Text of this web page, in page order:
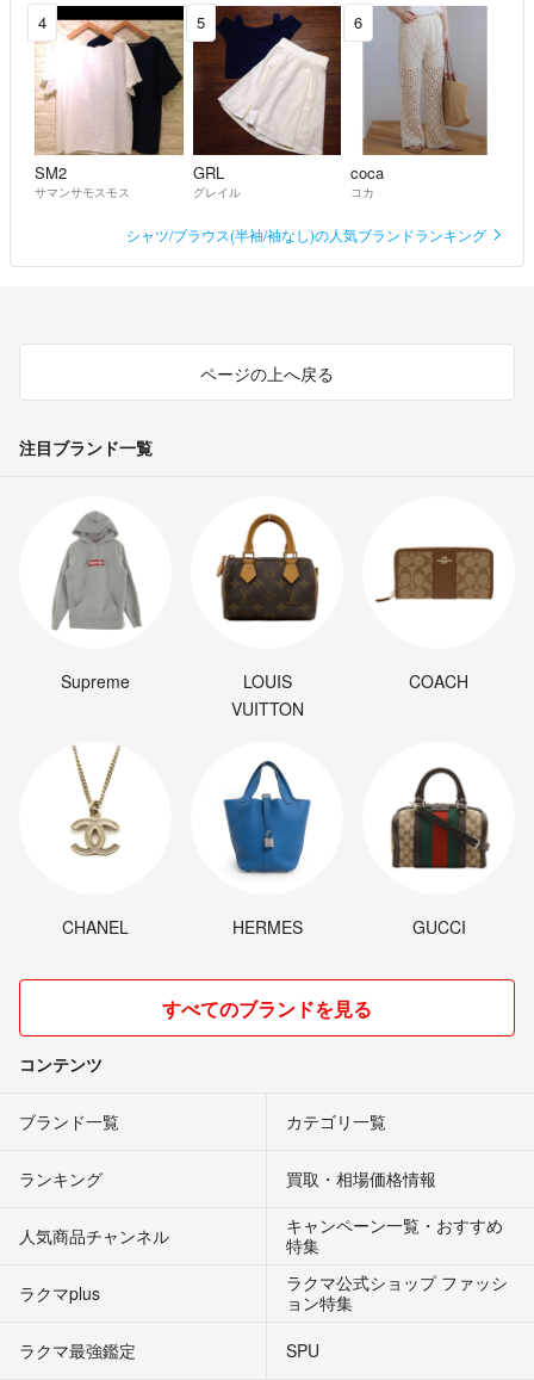
4
SM2
サマンサモスモス
5
GRL
グレイル
6
coca
コカ
シャツ/ブラウス(半袖/袖なし)の人気ブランドランキング
ページの上へ戻る
注目ブランド一覧
Supreme
LOUIS
VUITTON
COACH
CHANEL HERMES GUCCI
すべてのブランドを見る
コンテンツ
ブランド一覧 カテゴリ一覧
ランキング 買取・相場価格情報
人気商品チャンネル
キャンペーン一覧・おすすめ
特集
ラクマplus
ラクマ公式ショップ ファッシ
ョン特集
ラクマ最強鑑定
SPU